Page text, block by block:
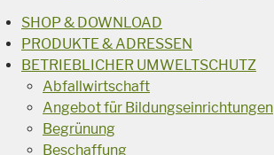
SHOP & DOWNLOAD
PRODUKTE & ADRESSEN
BETRIEBLICHER UMWELTSCHUTZ
Abfallwirtschaft
Angebot für Bildungseinrichtungen
Begrünung
Beschaffung